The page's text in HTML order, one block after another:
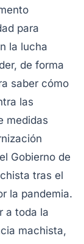
para
la lucha
de forma
saber cómo
las
medidas
Gobierno de
tras el
la pandemia.
a toda la
machista,